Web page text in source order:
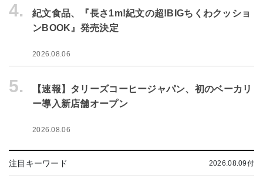
4.
紀文食品、『長さ1m!紀文の超!BIGちくわクッショ
ンBOOK』発売決定
2026.08.06
5.
【速報】タリーズコーヒージャパン、初のベーカリ
ー導入新店舗オープン
2026.08.06
注目キーワード 2026.08.09付